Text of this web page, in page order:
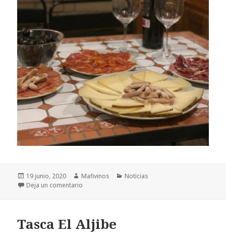
Publicado
el
19 junio, 2020 Autor
Mafivinos Categorías
Noticias
Deja un comentario
Tasca El Aljibe